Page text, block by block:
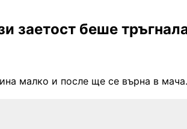
заетост беше
малко и после ще се върна в